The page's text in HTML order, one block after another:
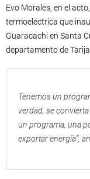
Evo Morales, en el
termoeléctrica que
Guaracachi en Santa
departamento de
Tenemos un
verdad, se
un programa, una
exportar energía”,